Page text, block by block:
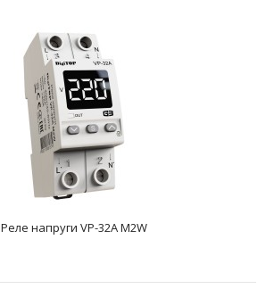
Реле напруги VP-32A M2W